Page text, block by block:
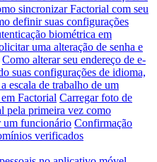
sincronizar Factorial com seu
definir suas configurações
biométrica em
uma alteração de senha e
Como alterar seu endereço de e-
suas configurações de idioma,
escala de trabalho de um
Factorial Carregar foto de
pela primeira vez como
um funcionário Confirmação
verificados